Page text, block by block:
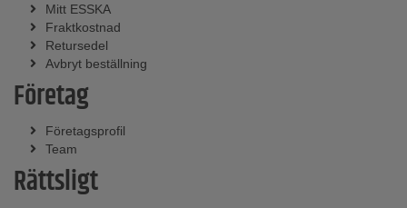
Mitt ESSKA
Fraktkostnad
Retursedel
Avbryt beställning
Företag
Företagsprofil
Team
Rättsligt